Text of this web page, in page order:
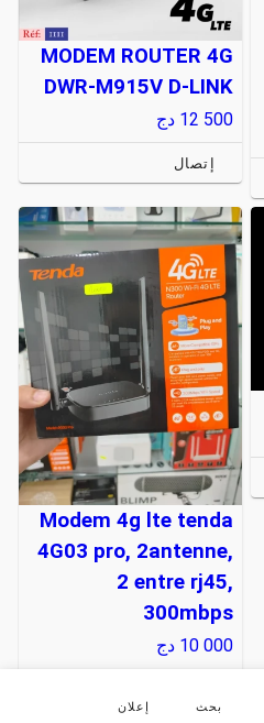
MODEM ROUTER 4G
DWR-M915V D-LINK
12 500 دج
إتصال
Modem 4g lte tenda
4G03 pro, 2antenne,
2 entre rj45,
300mbps
10 000 دج
إتصال
بحث إعلان